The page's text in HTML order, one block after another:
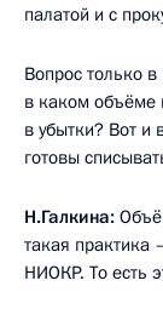
палатой и с
Вопрос только
в каком объёме
в убытки? Вот и
готовы
Н.Галкина:
такая
НИОКР. То есть